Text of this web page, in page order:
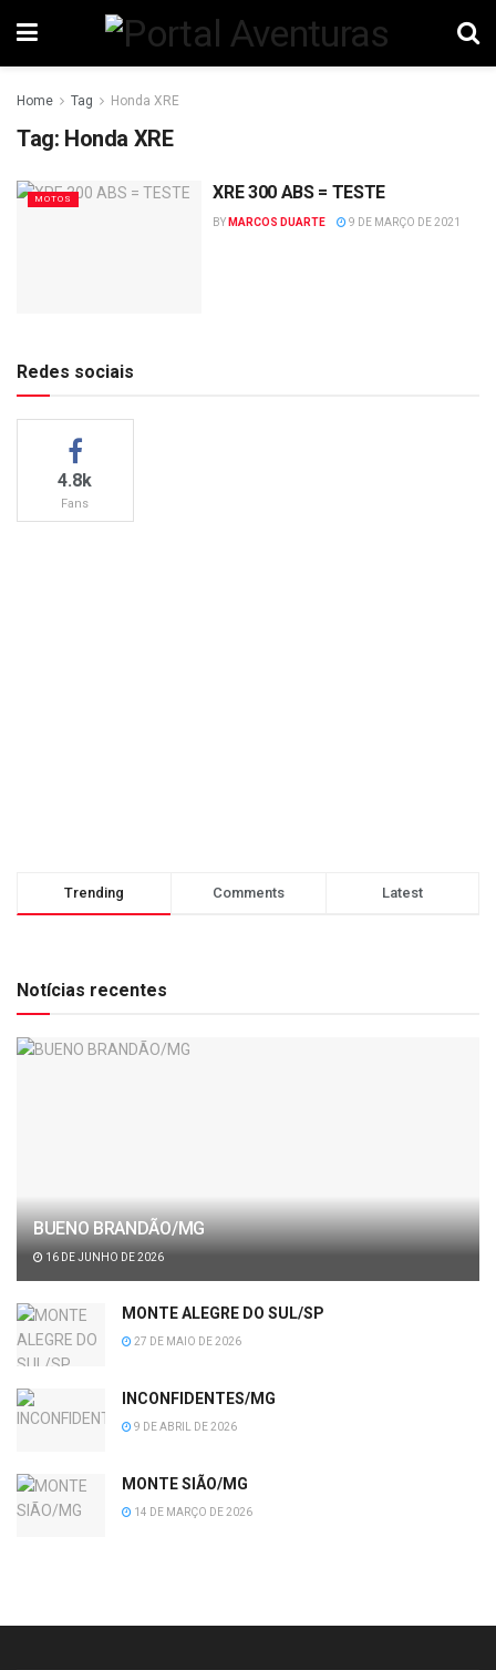
Home Tag Honda XRE
Tag: Honda XRE
MOTOS XRE 300 ABS = TESTE
BY MARCOS DUARTE 9 DE MARÇO DE 2021
Redes sociais
4.8k
Fans
Trending Comments Latest
Notícias recentes
BUENO BRANDÃO/MG
16 DE JUNHO DE 2026
MONTE ALEGRE DO SUL/SP
27 DE MAIO DE 2026
INCONFIDENTES/MG
9 DE ABRIL DE 2026
MONTE SIÃO/MG
14 DE MARÇO DE 2026